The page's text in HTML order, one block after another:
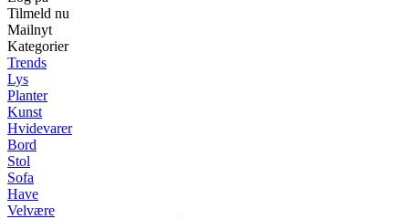
Tilmeld nu
Mailnyt
Kategorier
Trends
Lys
Planter
Kunst
Hvidevarer
Bord
Stol
Sofa
Have
Velvære